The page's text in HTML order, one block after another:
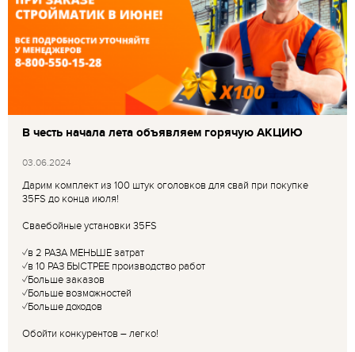
В честь начала лета объявляем горячую АКЦИЮ
03.06.2024
Дарим комплект из 100 штук оголовков для свай при покупке
35FS до конца июля!
Сваебойные установки 35FS
✓в 2 РАЗА МЕНЬШЕ затрат
✓в 10 РАЗ БЫСТРЕЕ производство работ
✓Больше заказов
✓Больше возможностей
✓Больше доходов
Обойти конкурентов – легко!